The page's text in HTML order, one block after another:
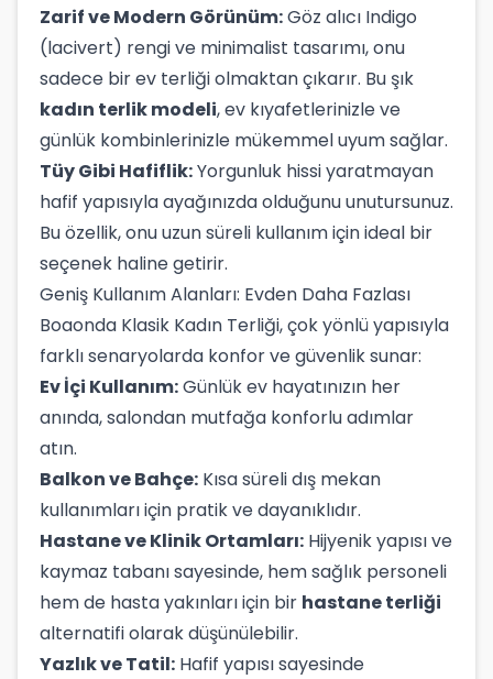
Zarif ve Modern Görünüm:Göz alıcı Indigo
(lacivert) rengi ve minimalist tasarımı, onu
sadece bir ev terliği olmaktan çıkarır. Bu şık
kadın terlik modeli, ev kıyafetlerinizle ve
günlük kombinlerinizle mükemmel uyum sağlar.
Tüy Gibi Hafiflik:Yorgunluk hissi yaratmayan
hafif yapısıyla ayağınızda olduğunu unutursunuz.
Bu özellik, onu uzun süreli kullanım için ideal bir
seçenek haline getirir.
Geniş Kullanım Alanları: Evden Daha Fazlası
Boaonda Klasik Kadın Terliği, çok yönlü yapısıyla
farklı senaryolarda konfor ve güvenlik sunar:
Ev İçi Kullanım:Günlük ev hayatınızın her
anında, salondan mutfağa konforlu adımlar
atın.
Balkon ve Bahçe: Kısa süreli dış mekan
kullanımları için pratik ve dayanıklıdır.
Hastane ve Klinik Ortamları: Hijyenik yapısı ve
kaymaz tabanı sayesinde, hem sağlık personeli
hem de hasta yakınları için bir hastane terliği
alternatifi olarak düşünülebilir.
Yazlık ve Tatil: Hafif yapısı sayesinde